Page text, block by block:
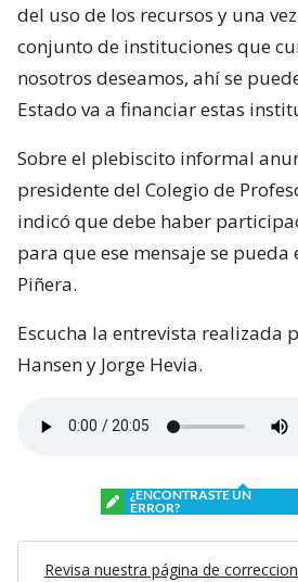
del uso de los recursos y una
conjunto de instituciones que
nosotros deseamos, ahí se
Estado va a financiar estas
Sobre el plebiscito informal
presidente del Colegio de
indicó que debe haber
para que ese mensaje se pueda
Piñera.
Escucha la entrevista realizada
Hansen y Jorge Hevia.
¿ENCONTRASTE UN
ERROR?
Revisa nuestra página de